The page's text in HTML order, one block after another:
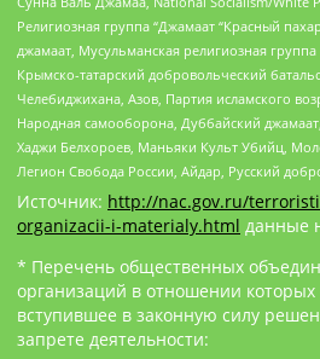
Религиозная группа “Джамаат “Красный
джамаат, Мусульманская религиозная
Крымско-татарский добровольческий
Челебиджихана, Азов, Партия исламского
Народная самооборона, Дуббайский
Хаджи Белхороев, Маньяки Культ Убийц,
Легион Свобода России, Айдар, Русский
Источник: http://nac.gov.ru/
organizacii-i-materialy.html данные
* Перечень общественных
организаций в отношении
вступившее в законную силу
запрете деятельности: